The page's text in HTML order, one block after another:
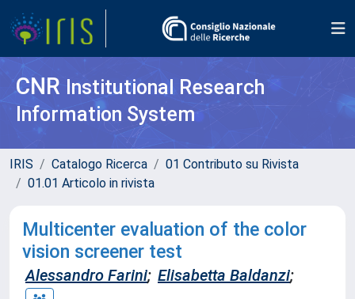
CNR Institutional Research
Information System
IRIS Catalogo Ricerca
01 Contributo su Rivista
01.01 Articolo in rivista
Multicenter evaluation of the color
vision screener test
Alessandro Farini; Elisabetta Baldanzi;